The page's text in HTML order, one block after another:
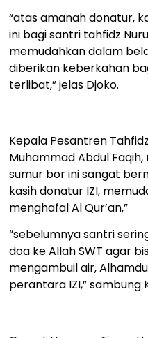
“atas amanah donatur,
ini bagi santri tahfidz
memudahkan dalam
diberikan keberkahan
terlibat,” jelas Djoko.
Kepala Pesantren
Muhammad Abdul
sumur bor ini sangat
kasih donatur IZI,
menghafal Al Qur’an,”
“sebelumnya santri
doa ke Allah SWT agar
mengambuil air,
perantara IZI,” sambung